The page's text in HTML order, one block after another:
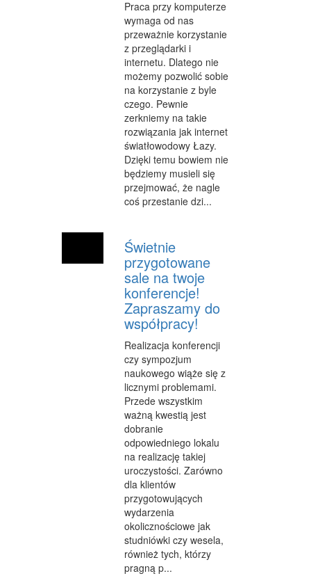
INNE AGENCJE
WIGOR
IMPREZY INTEGRACYJNE
HOBBY
ZAJĘCIA SPORTOWE I REKREACYJNE
PRODUKCJA
INFORMATYCZNE
RESTAURACJE, CATERING
ADWOKACI, PORADY PRAWNE
SPRZĄTANIE, PORZĄDKOWANIE
SERWIS
OPIEKA
INNE USŁUGI
KURIER, PRZESYŁKI
WYCIECZKI
HOTELE I NOCLEGI
PODRÓŻE
ZDROWIE
DIETETYKA, ODCHUDZANIE
KOSMETYKI
LECZENIE
Praca przy komputerze
wymaga od nas
przeważnie korzystanie
z przeglądarki i
internetu. Dlatego nie
możemy pozwolić sobie
na korzystanie z byle
czego. Pewnie
zerkniemy na takie
rozwiązania jak internet
światłowodowy Łazy.
Dzięki temu bowiem nie
będziemy musieli się
przejmować, że nagle
coś przestanie dzi...
Świetnie
przygotowane
sale na twoje
konferencje!
Zapraszamy do
współpracy!
Realizacja konferencji
czy sympozjum
naukowego wiąże się z
licznymi problemami.
Przede wszystkim
ważną kwestią jest
dobranie
odpowiedniego lokalu
na realizację takiej
uroczystości. Zarówno
dla klientów
przygotowujących
wydarzenia
okolicznościowe jak
studniówki czy wesela,
również tych, którzy
pragną p...